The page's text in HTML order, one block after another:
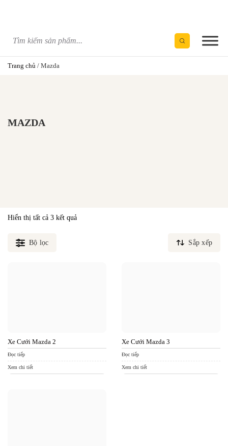
Trang chủ / Mazda
MAZDA
Hiển thị tất cả 3 kết quả
Bộ lọc Sắp xếp
Xe Cưới Mazda 2
Đọc tiếp
Xem chi tiết
Xe Cưới Mazda 3
Đọc tiếp
Xem chi tiết